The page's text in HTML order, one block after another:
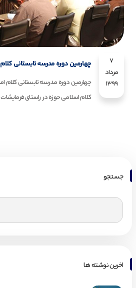
7
مرداد
1399
چهارمین دوره مدرسه تابستانی
چهارمین دوره مدرسه تابستانی کلام
کلام اسلامی حوزه در راستای
جستجو
اخرین نوشته ها